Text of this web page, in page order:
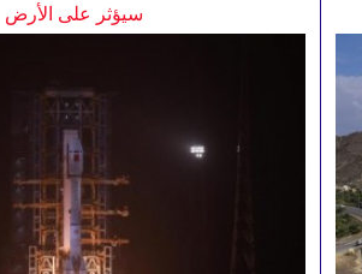
سيؤثر على الأرض